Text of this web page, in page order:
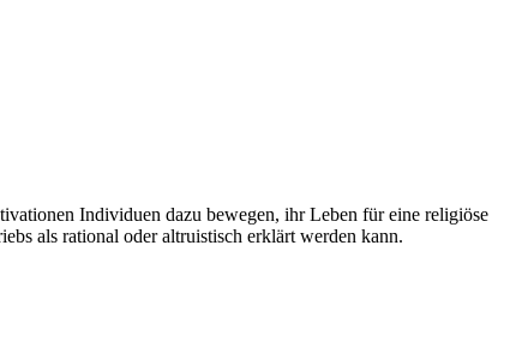
Individuen dazu bewegen, ihr Leben für eine religiöse
als rational oder altruistisch erklärt werden kann.